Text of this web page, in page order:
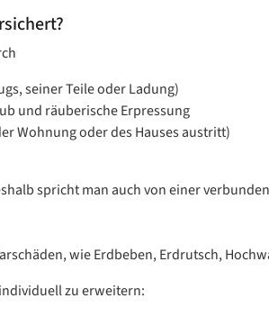
seiner Teile oder Ladung)
und räuberische Erpressung
Wohnung oder des Hauses austritt)
spricht man auch von einer
wie Erdbeben, Erdrutsch,
zu erweitern: